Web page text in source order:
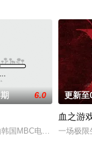
希尔弗兰的一切，她
6.0
韩国MBC电视台新年播
更新至
血之游
一场极